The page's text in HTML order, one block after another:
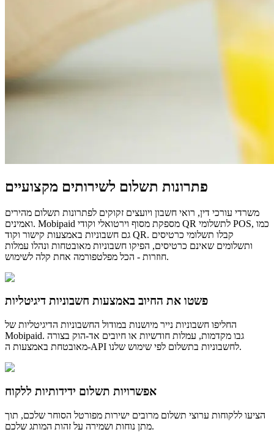
פתרונות תשלום לשירותים מקצועיים
משרדי עורכי דין, רואי חשבון ויועצים זקוקים לפתרונות תשלום מהירים
ואמינים. Mobipaid מספקת מסוף וירטואלי וקודי QR לתשלומי POS, כמו
גם חשבוניות באמצעות קישור וקוד QR. קבלו תשלומי כרטיסים
ותשלומים שאינם כרטיסים, הפיקו חשבוניות מאובטחות ונהלו עמלות
חוזרות - הכל מפלטפורמה אחת קלה לשימוש.
פשטו את החיוב באמצעות חשבוניות דיגיטליות
החליפו חשבוניות נייר מיושנות במודול החשבוניות הדיגיטליות של
Mobipaid. גבו מקדמות, עמלות חודשיות או חיובים אד-הוק בצורה
מאובטחת באמצעות ה-API לחשבוניות בתשלום לפי שימוש שלנו.
אפשרויות תשלום ידידותיות ללקוח
הציעו ללקוחות ערוצי תשלום מרובים ישירות מפורטל הסוחר שלכם, תוך
מתן נוחות ושמירה על זהות המותג שלכם.